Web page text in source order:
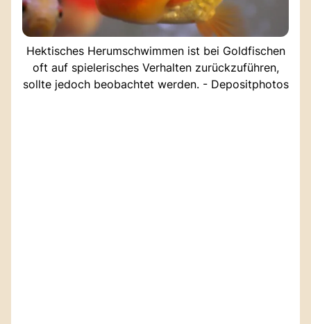
Hektisches Herumschwimmen ist bei Goldfischen
oft auf spielerisches Verhalten zurückzuführen,
sollte jedoch beobachtet werden. - Depositphotos